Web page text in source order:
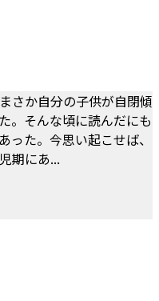
さか自分の子供が自閉傾
。そんな頃に読んだにも
った。今思い起こせば、
期にあ...